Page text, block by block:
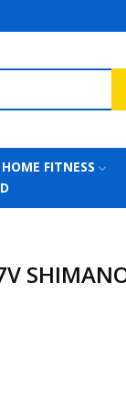
HOME FITNESS